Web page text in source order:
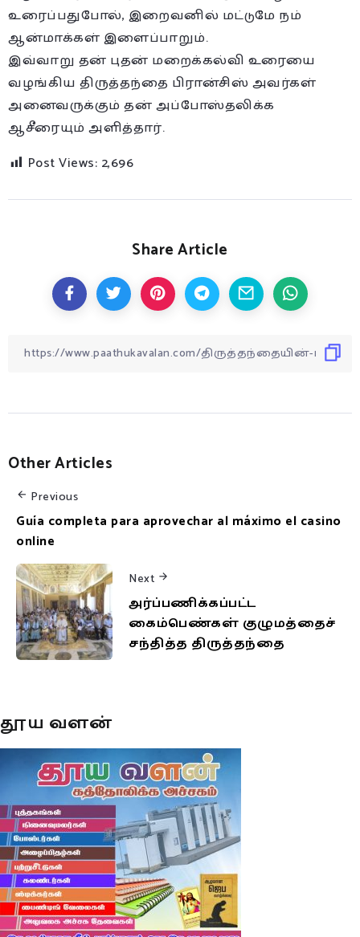
உரைப்பதுபோல், இறைவனில் மட்டுமே நம்
ஆன்மாக்கள் இளைப்பாறும்.
இவ்வாறு தன் புதன் மறைக்கல்வி உரையை
வழங்கிய திருத்தந்தை பிரான்சிஸ் அவர்கள்
அனைவருக்கும் தன் அப்போஸ்தலிக்க
ஆசீரையும் அளித்தார்.
Post Views: 2,696
Share Article
Other Articles
Previous
Guía completa para aprovechar al máximo el casino
online
Next
அர்ப்பணிக்கப்பட்ட
கைம்பெண்கள் குழுமத்தைச்
சந்தித்த திருத்தந்தை
தூய வளன்